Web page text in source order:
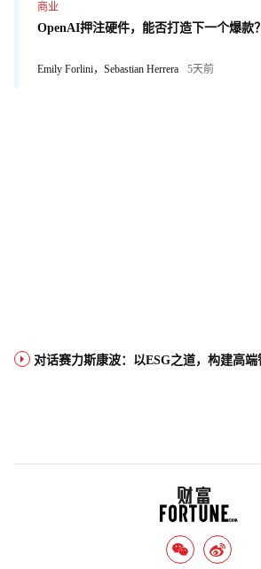
商业
OpenAI押注硬件，能否打造下一个爆款？
Emily Forlini，Sebastian Herrera 5天前